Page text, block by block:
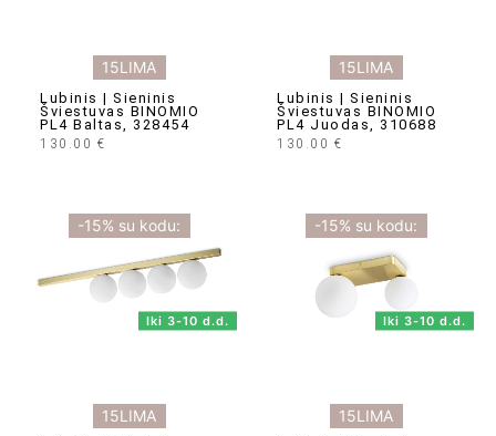
15LIMA
Lubinis | Sieninis
Šviestuvas BINOMIO
PL4 Baltas, 328454
130.00 €
15LIMA
Lubinis | Sieninis
Šviestuvas BINOMIO
PL4 Juodas, 310688
130.00 €
15LIMA
-15% su kodu:
Iki 3-10 d.d.
15LIMA
-15% su kodu:
Iki 3-10 d.d.